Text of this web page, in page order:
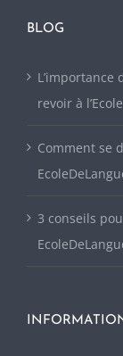
BLOG
L’importance
revoir à
Comment se
3 conseils